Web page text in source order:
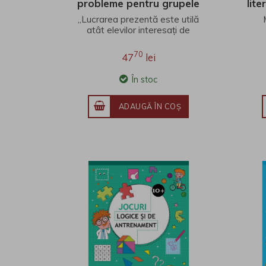
probleme pentru grupele
de excelență. Clasele VII-X
„Lucrarea prezentă este utilă
atât elevilor interesați de
cât și profesor..
4770 lei
În stoc
ADAUGĂ ÎN COŞ